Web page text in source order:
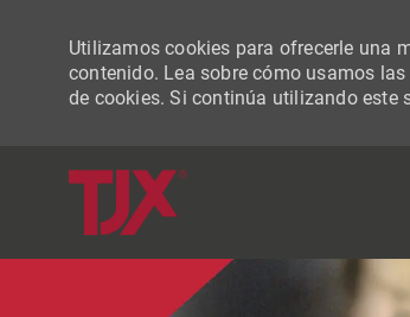
Utilizamos cookies para ofrecerle una
contenido. Lea sobre cómo usamos
de cookies. Si continúa utilizando este